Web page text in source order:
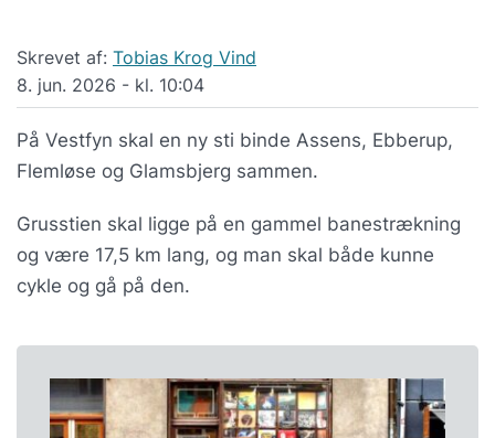
Skrevet af: Tobias Krog Vind
8. jun. 2026 - kl. 10:04
På Vestfyn skal en ny sti binde Assens, Ebberup,
Flemløse og Glamsbjerg sammen.
Grusstien skal ligge på en gammel banestrækning
og være 17,5 km lang, og man skal både kunne
cykle og gå på den.